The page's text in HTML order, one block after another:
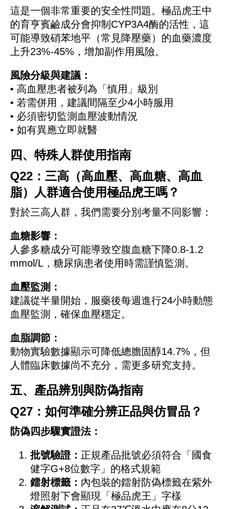
這是一個非常重要的安全性問題。極品虎王中
的育亨賓鹼成分會抑制CYP3A4酶的活性，這
可能導致硝苯地平（常見降壓藥）的血藥濃度
上升23%-45%，增加副作用風險。
風險分級與建議：
• 高血壓患者被列為「慎用」級別
• 若需併用，建議間隔至少4小時服用
• 必須密切監測血壓波動情況
• 如有異應立即就醫
四、特殊人群使用指南
Q22：三高（高血壓、高血糖、高血
脂）人群適合使用極品虎王嗎？
對於三高人群，我們需要分別考量不同影響：
血糖影響：
人參多糖成分可能導致空腹血糖下降0.8-1.2
mmol/L，糖尿病患者使用時需謹慎監測。
血壓監測：
建議從半量開始，服藥後每週進行24小時動態
血壓監測，確保血壓穩定。
血脂調節：
動物實驗數據顯示可降低總膽固醇14.7%，但
人體臨床數據尚不充分，需更多研究支持。
五、產品辨別與防偽指南
Q27：如何準確分辨正品與仿冒品？
防偽四步驟實證法：
批號驗證： 正規產品批號必須符合「國食
健字G+8位數字」的格式規範
鐳射標籤： 內包裝的鐳射防偽標籤在紫外
燈照射下會顯現「極品虎王」字樣